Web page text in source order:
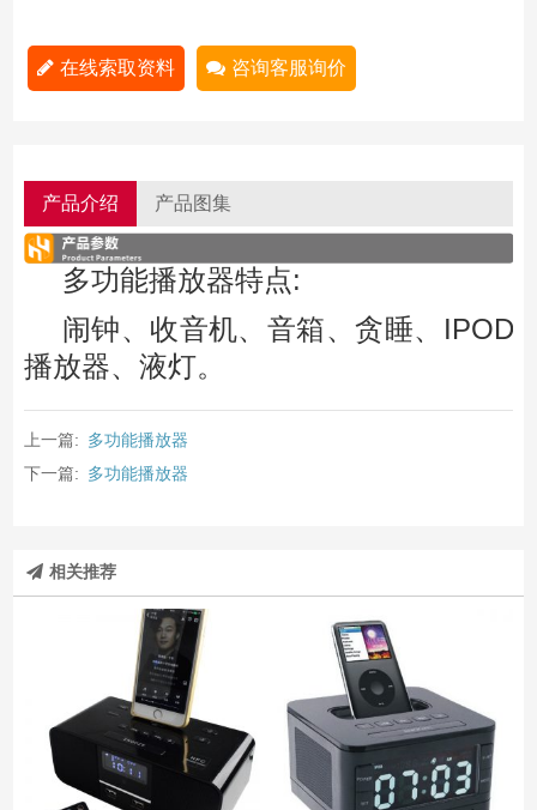
在线索取资料 咨询客服询价
产品介绍 产品图集
多功能播放器特点:
闹钟、收音机、音箱、贪睡、IPOD
播放器、液灯。
上一篇: 多功能播放器
下一篇: 多功能播放器
相关推荐